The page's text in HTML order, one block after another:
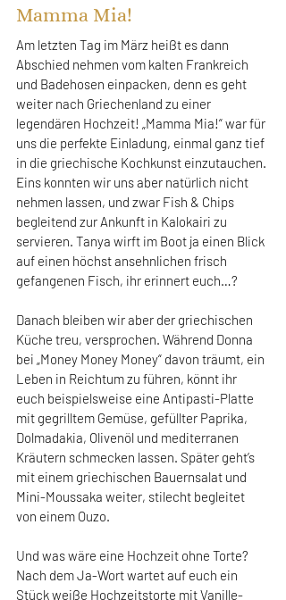
Mamma Mia!
Am letzten Tag im März heißt es dann
Abschied nehmen vom kalten Frankreich
und Badehosen einpacken, denn es geht
weiter nach Griechenland zu einer
legendären Hochzeit! „Mamma Mia!“ war für
uns die perfekte Einladung, einmal ganz tief
in die griechische Kochkunst einzutauchen.
Eins konnten wir uns aber natürlich nicht
nehmen lassen, und zwar Fish & Chips
begleitend zur Ankunft in Kalokairi zu
servieren. Tanya wirft im Boot ja einen Blick
auf einen höchst ansehnlichen frisch
gefangenen Fisch, ihr erinnert euch…?
Danach bleiben wir aber der griechischen
Küche treu, versprochen. Während Donna
bei „Money Money Money“ davon träumt, ein
Leben in Reichtum zu führen, könnt ihr
euch beispielsweise eine Antipasti-Platte
mit gegrilltem Gemüse, gefüllter Paprika,
Dolmadakia, Olivenöl und mediterranen
Kräutern schmecken lassen. Später geht’s
mit einem griechischen Bauernsalat und
Mini-Moussaka weiter, stilecht begleitet
von einem Ouzo.
Und was wäre eine Hochzeit ohne Torte?
Nach dem Ja-Wort wartet auf euch ein
Stück weiße Hochzeitstorte mit Vanille-